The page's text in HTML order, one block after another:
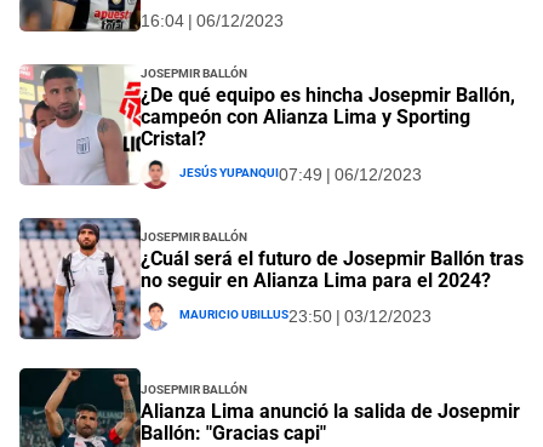
16:04 | 06/12/2023
Josepmir Ballón
¿De qué equipo es hincha Josepmir Ballón,
campeón con Alianza Lima y Sporting
Cristal?
Jesús Yupanqui07:49 | 06/12/2023
Josepmir Ballón
¿Cuál será el futuro de Josepmir Ballón tras
no seguir en Alianza Lima para el 2024?
Mauricio Ubillus23:50 | 03/12/2023
Josepmir Ballón
Alianza Lima anunció la salida de Josepmir
Ballón: "Gracias capi"